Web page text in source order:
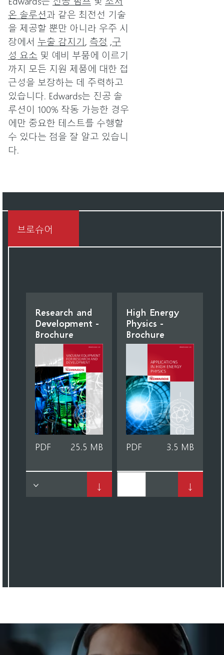
온 솔루션과 같은 최전선 기술
을 제공할 뿐만 아니라 우주 시
장에서 누출 감지기, 측정 ,구
성 요소 및 예비 부품에 이르기
까지 모든 지원 제품에 대한 접
근성을 보장하는 데 주력하고
있습니다. Edwards는 진공 솔
루션이 100% 작동 가능한 경우
에만 중요한 테스트를 수행할
수 있다는 점을 잘 알고 있습니
다.
브로슈어
Research and
Development -
Brochure
PDF 25.5 MB
↓
High Energy
Physics -
Brochure
PDF 3.5 MB
↓